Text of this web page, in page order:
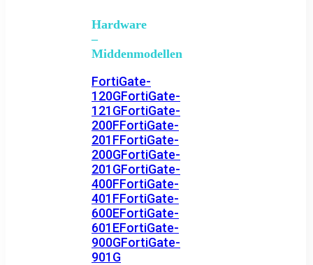
Hardware
–
Middenmodellen
FortiGate-
120GFortiGate-
121GFortiGate-
200FFortiGate-
201FFortiGate-
200GFortiGate-
201GFortiGate-
400FFortiGate-
401FFortiGate-
600EFortiGate-
601EFortiGate-
900GFortiGate-
901G